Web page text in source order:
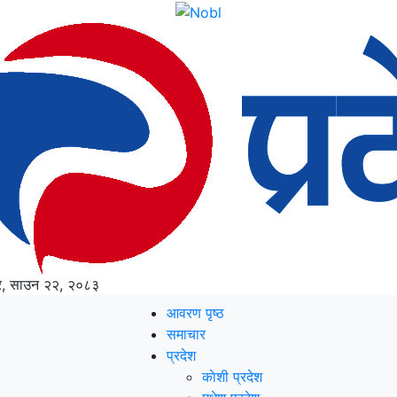
साउन २२, २०८३
आवरण पृष्‍ठ
समाचार
प्रदेश
काेशी प्रदेश